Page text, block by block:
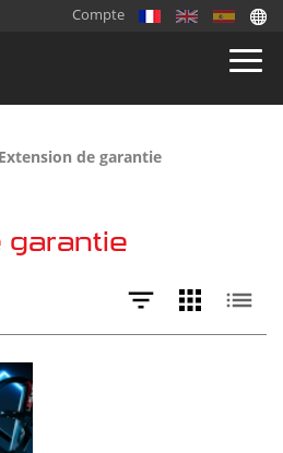
Compte
Extension de garantie
garantie